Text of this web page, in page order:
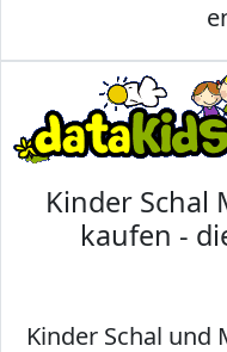
Kinder Schal
kaufen -
Kinder Schal und